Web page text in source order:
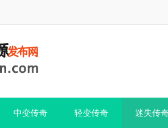
中变传奇 轻变传奇 迷失传